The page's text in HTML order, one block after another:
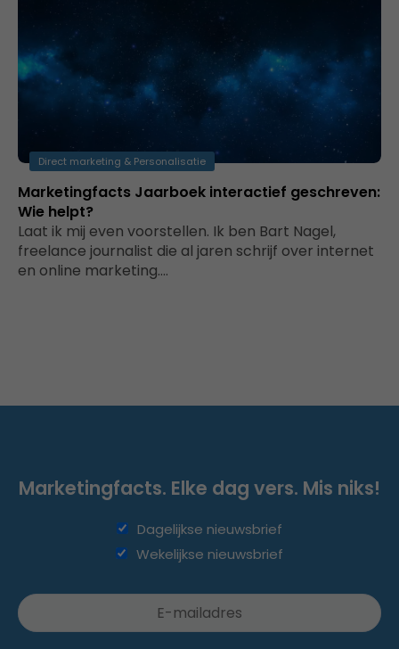
Direct marketing & Personalisatie
Marketingfacts Jaarboek interactief geschreven:
Wie helpt?
Laat ik mij even voorstellen. Ik ben Bart Nagel,
freelance journalist die al jaren schrijf over internet
en online marketing.…
Marketingfacts. Elke dag vers. Mis niks!
Dagelijkse nieuwsbrief
Wekelijkse nieuwsbrief